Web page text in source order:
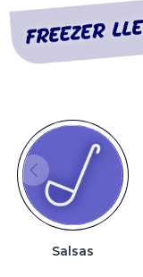
Salsas
Smoothies
Fruta congelada
Pulpas
Pizzas